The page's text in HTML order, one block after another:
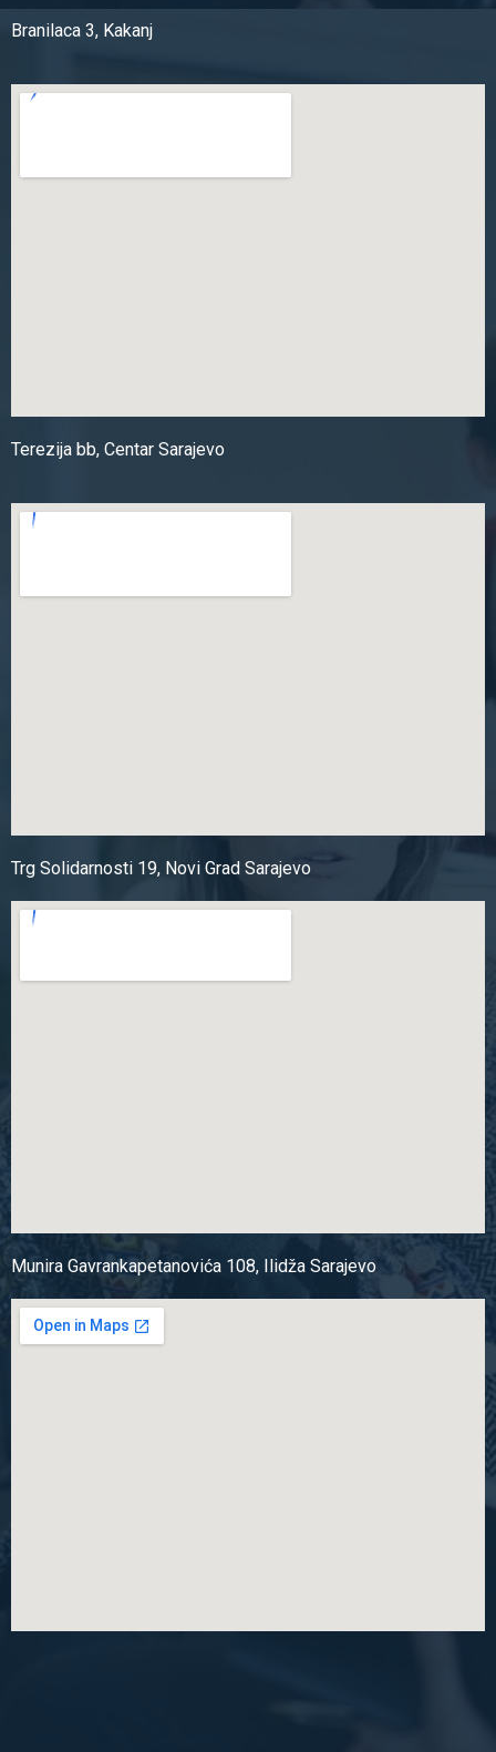
Branilaca 3, Kakanj
Terezija bb, Centar Sarajevo
Trg Solidarnosti 19, Novi Grad Sarajevo
Munira Gavrankapetanovića 108, Ilidža Sarajevo